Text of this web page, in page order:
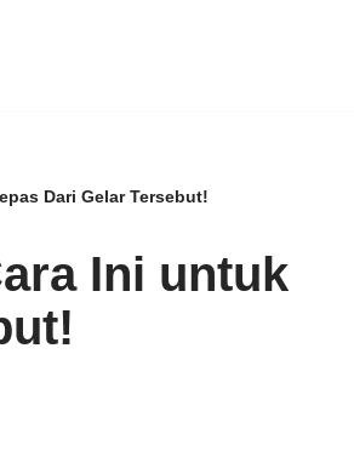
Dari Gelar Tersebut!
Ini untuk